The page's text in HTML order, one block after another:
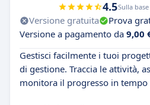
4.5Sulla
Versione gratuita Prova
Versione a pagamento da 9,00
Gestisci facilmente i tuoi
di gestione. Traccia le attività,
monitora il progresso in tempo